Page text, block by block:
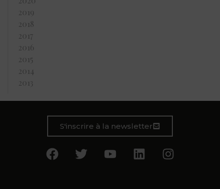
2019
2018
2017
2016
2015
2014
2013
S'inscrire à la newsletter